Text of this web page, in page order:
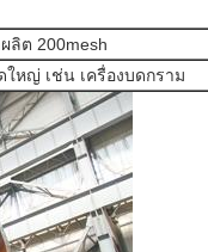
ลิต 200mesh
หญ่ เช่น เครื่องบดกราม